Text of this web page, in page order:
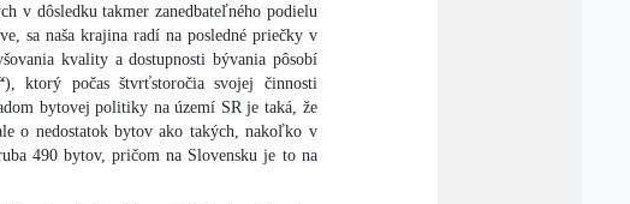
v dôsledku takmer zanedbateľného podielu
sa naša krajina radí na posledné priečky v
kvality a dostupnosti bývania pôsobí
), ktorý počas štvrťstoročia svojej činnosti
bytovej politiky na území SR je taká, že
o nedostatok bytov ako takých, nakoľko v
490 bytov, pričom na Slovensku je to na